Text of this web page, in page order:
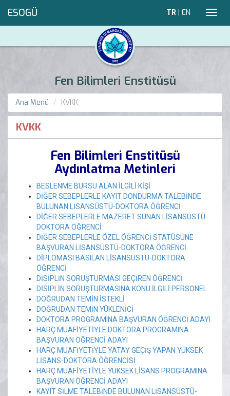
ESOGÜ TR | EN
Fen Bilimleri Enstitüsü
Ana Menü KVKK
KVKK
Fen Bilimleri Enstitüsü
Aydınlatma Metinleri
BESLENME BURSU ALAN İLGİLİ KİŞİ
DİĞER SEBEPLERLE KAYIT DONDURMA TALEBİNDE
BULUNAN LİSANSÜSTÜ-DOKTORA ÖĞRENCİ
DİĞER SEBEPLERLE MAZERET SUNAN LİSANSÜSTÜ-
DOKTORA ÖĞRENCİ
DİĞER SEBEPLERLE ÖZEL ÖĞRENCİ STATÜSÜNE
BAŞVURAN LİSANSÜSTÜ-DOKTORA ÖĞRENCİ
DİPLOMASI BASILAN LİSANSÜSTÜ-DOKTORA
ÖĞRENCİ
DİSİPLİN SORUŞTURMASI GEÇİREN ÖĞRENCİ
DİSİPLİN SORUŞTURMASINA KONU İLGİLİ PERSONEL
DOĞRUDAN TEMİN İSTEKLİ
DOĞRUDAN TEMİN YÜKLENİCİ
DOKTORA PROGRAMINA BAŞVURAN ÖĞRENCİ ADAYI
HARÇ MUAFİYETİYLE DOKTORA PROGRAMINA
BAŞVURAN ÖĞRENCİ ADAYI
HARÇ MUAFİYETİYLE YATAY GEÇİŞ YAPAN YÜKSEK
LİSANS-DOKTORA ÖĞRENCİSİ
HARÇ MUAFİYETİYLE YÜKSEK LİSANS PROGRAMINA
BAŞVURAN ÖĞRENCİ ADAYI
KAYIT SİLME TALEBİNDE BULUNAN LİSANSÜSTÜ-